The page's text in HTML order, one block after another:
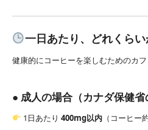
一日あたり、どれくらい
健康的にコーヒーを楽しむためのカ
● 成人の場合（カナダ保健省
1日あたり 400mg以内（コーヒー